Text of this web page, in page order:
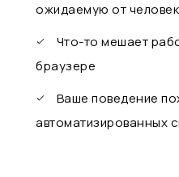
ожидаемую от
Что-то мешает
браузере
Ваше поведение
автоматизированных